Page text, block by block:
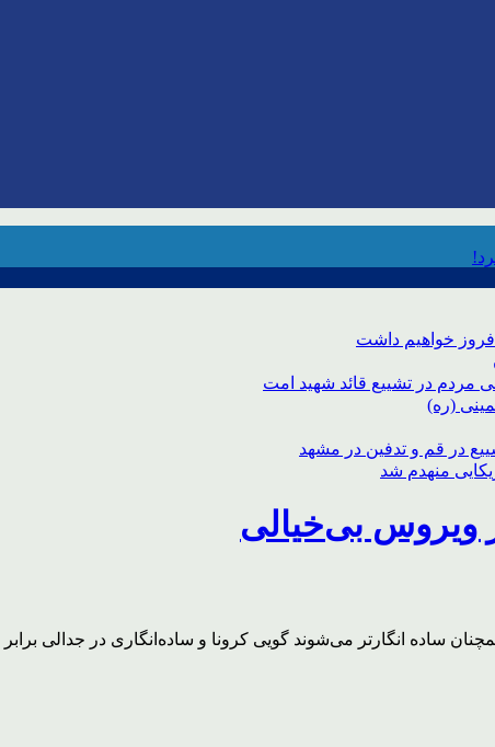
خواهیم داشت
مردم در تشییع قائد شهید امت
(ره)
ویروس بی‌خیالی